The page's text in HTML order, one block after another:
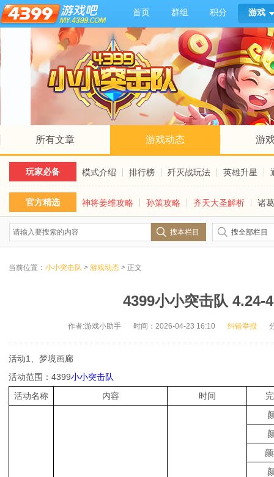
首页 群组 积分 游戏
所有文章 游戏动态 游
玩家必备 模式介绍 排行榜 歼灭战玩法 英雄升星
官方精选 神将姜维攻略 孙策攻略 齐天大圣解析 诸
搜本栏目 搜全部栏目
当前位置： 小小突击队 > 游戏动态 > 正文
4399小小突击队 4.24-
作者:游戏小助手 时间：2026-04-23 16:10 纠错举报
活动1、梦境画廊
活动范围：4399小小突击队
活动名称
内容 时间